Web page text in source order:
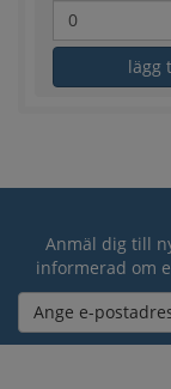
lägg
Anmäl dig till
informerad om
Ange e-